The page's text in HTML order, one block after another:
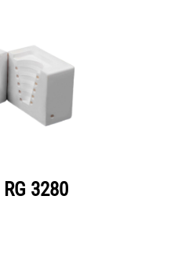
RG 3280